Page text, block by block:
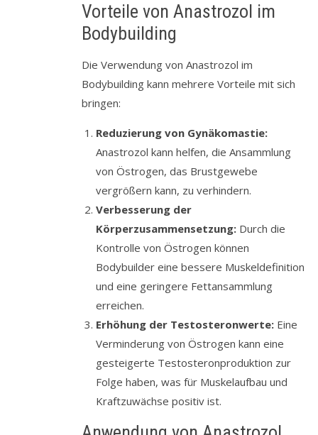
Vorteile von Anastrozol im
Bodybuilding
Die Verwendung von Anastrozol im
Bodybuilding kann mehrere Vorteile mit sich
bringen:
Reduzierung von Gynäkomastie:
Anastrozol kann helfen, die Ansammlung
von Östrogen, das Brustgewebe
vergrößern kann, zu verhindern.
Verbesserung der
Körperzusammensetzung: Durch die
Kontrolle von Östrogen können
Bodybuilder eine bessere Muskeldefinition
und eine geringere Fettansammlung
erreichen.
Erhöhung der Testosteronwerte: Eine
Verminderung von Östrogen kann eine
gesteigerte Testosteronproduktion zur
Folge haben, was für Muskelaufbau und
Kraftzuwächse positiv ist.